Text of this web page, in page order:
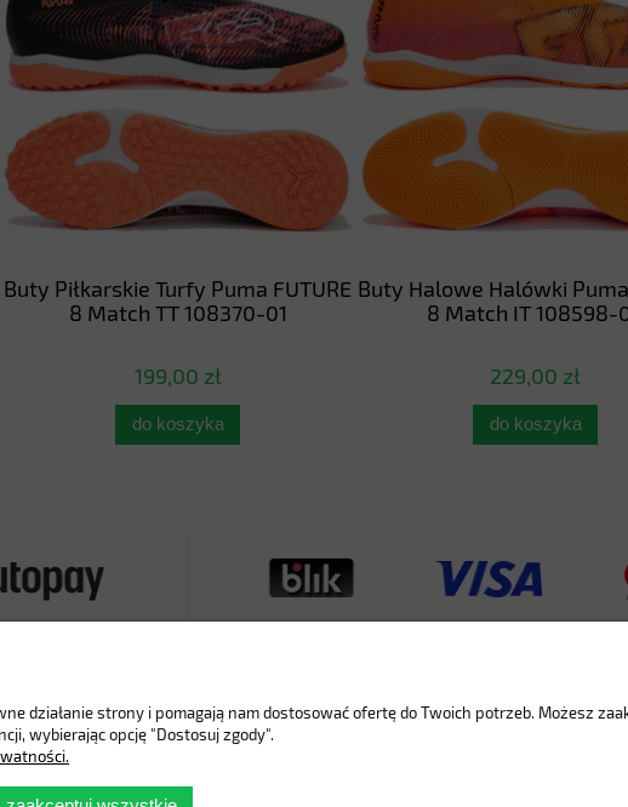
Buty Piłkarskie Turfy Puma FUTURE
8 Match TT 108370-01
199,00 zł
do koszyka
Buty Halowe Halówki Puma
8 Match IT 108598-
229,00 zł
do koszyka
działanie strony i pomagają nam dostosować ofertę do Twoich potrzeb. Możesz
wybierając opcję "Dostosuj zgody".